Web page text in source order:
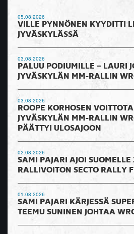
05.08.2026
VILLE PYNNÖNEN KYYDITTI
JYVÄSKYLÄSSÄ
03.08.2026
PALUU PODIUMILLE – LAURI
JYVÄSKYLÄN MM-RALLIN
03.08.2026
ROOPE KORHOSEN
JYVÄSKYLÄN MM-RALLIN
PÄÄTTYI ULOSAJOON
02.08.2026
SAMI PAJARI AJOI
RALLIVOITON SECTO RALLY
01.08.2026
SAMI PAJARI KÄRJESSÄ
TEEMU SUNINEN JOHTAA